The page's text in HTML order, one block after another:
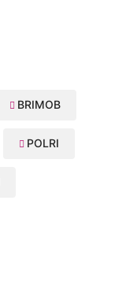
BRIMOB
POLRI